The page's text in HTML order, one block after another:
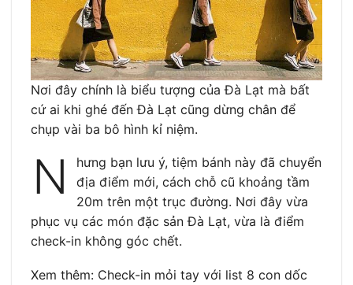
Nơi đây chính là biểu tượng của Đà Lạt mà bất
cứ ai khi ghé đến Đà Lạt cũng dừng chân để
chụp vài ba bô hình kỉ niệm.
N
hưng bạn lưu ý, tiệm bánh này đã chuyển
địa điểm mới, cách chỗ cũ khoảng tầm
20m trên một trục đường. Nơi đây vừa
phục vụ các món đặc sản Đà Lạt, vừa là điểm
check-in không góc chết.
Xem thêm: Check-in mỏi tay với list 8 con dốc